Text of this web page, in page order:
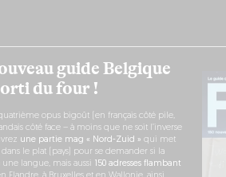
guide Belgique
du four !
opus bigoût (en français côté pile,
côté face – à moins que ne soit l’inverse
une partie mag « Nord-Zuid » qui met
dans le plat (pays) pour se demander si la
langue, mais aussi
150 adresses flambant